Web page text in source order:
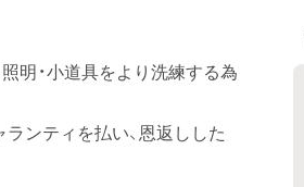
明・小道具をより洗練する為
ンティを払い、恩返しした